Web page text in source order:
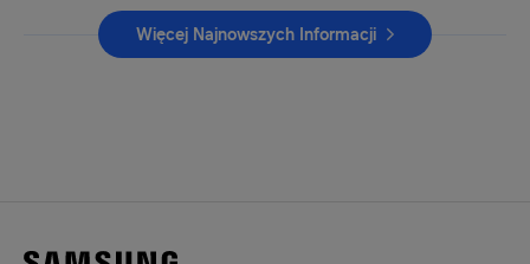
Więcej Najnowszych Informacji